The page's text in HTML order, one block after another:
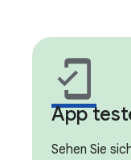
mobile_friendly
App
Sehen Sie